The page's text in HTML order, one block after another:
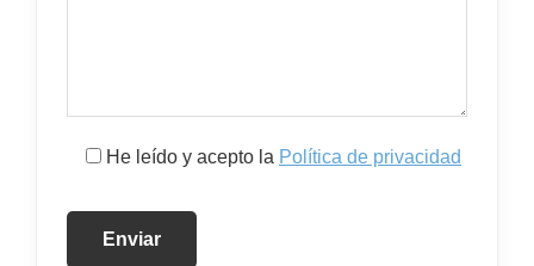
He leído y acepto la Política de privacidad